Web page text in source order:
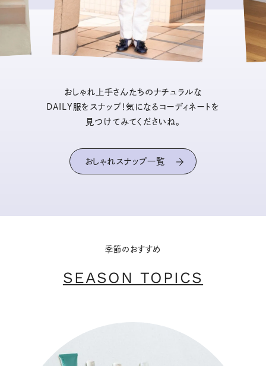
おしゃれ上手さんたちのナチュラルな
DAILY服をスナップ！気になるコーディネートを
見つけてみてくださいね。
おしゃれスナップ一覧
季節のおすすめ
SEASON TOPICS